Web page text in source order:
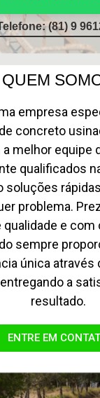
(81) 9
QUEM
empresa
concreto
melhor equipe
qualificados
soluções
problema.
qualidade e com
sempre
única através
a
resultado.
ENTRE EM